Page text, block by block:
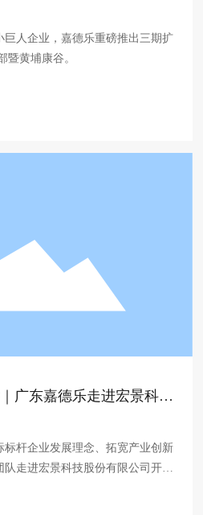
条生产载体开放预约
巨人企业，嘉德乐重磅推出三期扩
黄埔康谷。
广东嘉德乐走进宏景科技
标杆企业发展理念、拓宽产业创新
走进宏景科技股份有限公司开展
习头部企业发展经验，探寻产业
遇。